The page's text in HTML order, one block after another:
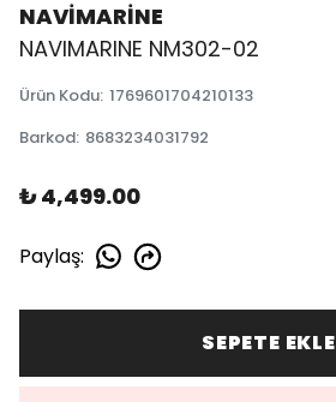
NAVİMARİNE
NAVIMARINE NM302-02
Ürün Kodu: 1769601704210133
Barkod: 8683234031792
₺ 4,499.00
Paylaş:
SEPETE EKLE